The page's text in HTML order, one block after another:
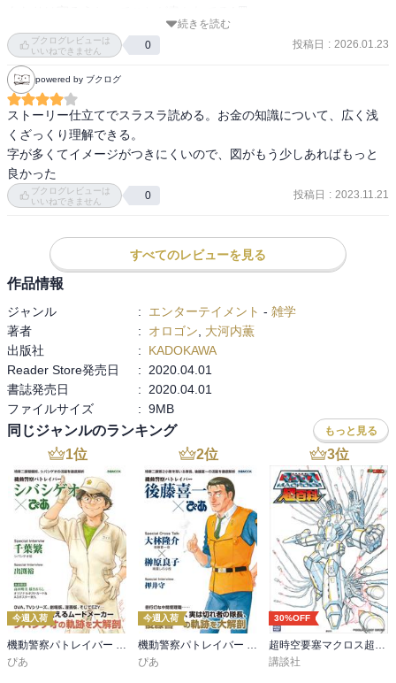
続きを読む
ブクログレビューは
いいねできません
0 投稿日 : 2026.01.23
powered by ブクログ
ストーリー仕立てでスラスラ読める。お金の知識について、広く浅
くざっくり理解できる。
字が多くてイメージがつきにくいので、図がもう少しあればもっと
良かった
ブクログレビューは
いいねできません
0 投稿日 : 2023.11.21
すべてのレビューを見る
作品情報
ジャンル : エンターテイメント - 雑学
著者
: オロゴン
大河内薫
出版社
:
KADOKAWA
Reader Store発売日
:
2020.04.01
書誌発売日
:
2020.04.01
ファイルサイズ
: 9MB
同じジャンルのランキング もっと見る
1位
今週入荷
機動警察パトレイバー シバシゲオぴあ
ぴあ
2位
今週入荷
機動警察パトレイバー 後藤喜一ぴあ
ぴあ
3位
30%OFF
超時空要塞マクロス超百科
講談社